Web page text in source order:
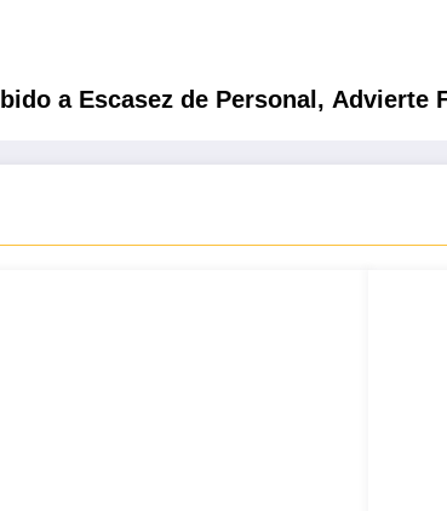
a Escasez de Personal, Advierte